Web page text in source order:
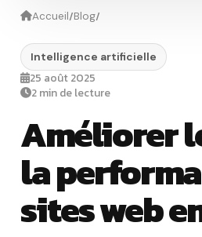
Accueil/Blog/
Intelligence artificielle
25 août 2025
2 min de lecture
Améliorer
la
sites web